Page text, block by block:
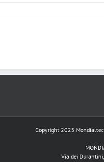
Copyright 2025
Via dei